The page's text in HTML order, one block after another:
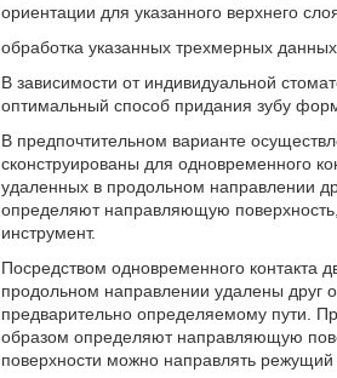
ориентации для указанного верхнего
обработка указанных трехмерных
В зависимости от индивидуальной
оптимальный способ придания зубу
В предпочтительном варианте
сконструированы для одновременного
удаленных в продольном направлении
определяют направляющую
инструмент.
Посредством одновременного контакта
продольном направлении удалены друг
предварительно определяемому пути.
образом определяют направляющую
поверхности можно направлять режущий